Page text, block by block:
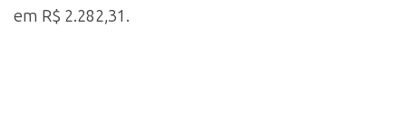
em R$ 2.282,31.